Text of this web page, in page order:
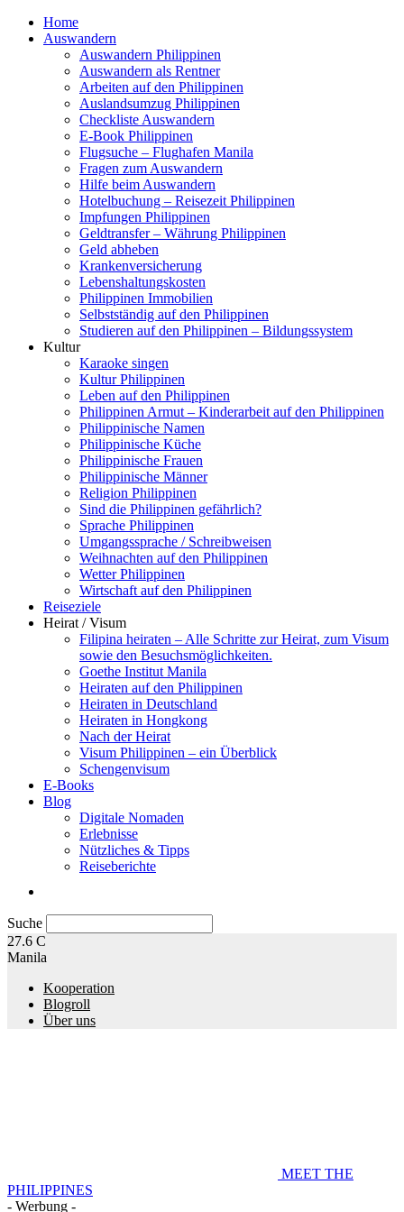
Home
Auswandern
Auswandern Philippinen
Auswandern als Rentner
Arbeiten auf den Philippinen
Auslandsumzug Philippinen
Checkliste Auswandern
E-Book Philippinen
Flugsuche – Flughafen Manila
Fragen zum Auswandern
Hilfe beim Auswandern
Hotelbuchung – Reisezeit Philippinen
Impfungen Philippinen
Geldtransfer – Währung Philippinen
Geld abheben
Krankenversicherung
Lebenshaltungskosten
Philippinen Immobilien
Selbstständig auf den Philippinen
Studieren auf den Philippinen – Bildungssystem
Kultur
Karaoke singen
Kultur Philippinen
Leben auf den Philippinen
Philippinen Armut – Kinderarbeit auf den Philippinen
Philippinische Namen
Philippinische Küche
Philippinische Frauen
Philippinische Männer
Religion Philippinen
Sind die Philippinen gefährlich?
Sprache Philippinen
Umgangssprache / Schreibweisen
Weihnachten auf den Philippinen
Wetter Philippinen
Wirtschaft auf den Philippinen
Reiseziele
Heirat / Visum
Filipina heiraten – Alle Schritte zur Heirat, zum Visum
sowie den Besuchsmöglichkeiten.
Goethe Institut Manila
Heiraten auf den Philippinen
Heiraten in Deutschland
Heiraten in Hongkong
Nach der Heirat
Visum Philippinen – ein Überblick
Schengenvisum
E-Books
Blog
Digitale Nomaden
Erlebnisse
Nützliches & Tipps
Reiseberichte
Suche
27.6 C
Manila
Kooperation
Blogroll
Über uns
MEET THE
PHILIPPINES
- Werbung -